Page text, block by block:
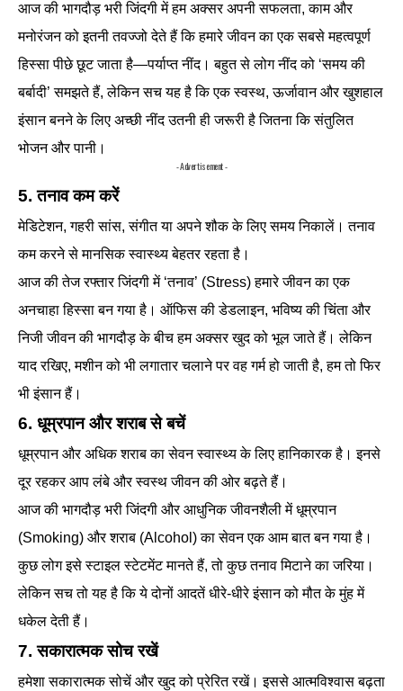
आज की भागदौड़ भरी जिंदगी में हम अक्सर अपनी सफलता, काम और
मनोरंजन को इतनी तवज्जो देते हैं कि हमारे जीवन का एक सबसे महत्वपूर्ण
हिस्सा पीछे छूट जाता है—पर्याप्त नींद। बहुत से लोग नींद को ‘समय की
बर्बादी’ समझते हैं, लेकिन सच यह है कि एक स्वस्थ, ऊर्जावान और खुशहाल
इंसान बनने के लिए अच्छी नींद उतनी ही जरूरी है जितना कि संतुलित
भोजन और पानी।
- Advertisement -
5. तनाव कम करें
मेडिटेशन, गहरी सांस, संगीत या अपने शौक के लिए समय निकालें। तनाव
कम करने से मानसिक स्वास्थ्य बेहतर रहता है।
आज की तेज रफ्तार जिंदगी में ‘तनाव’ (Stress) हमारे जीवन का एक
अनचाहा हिस्सा बन गया है। ऑफिस की डेडलाइन, भविष्य की चिंता और
निजी जीवन की भागदौड़ के बीच हम अक्सर खुद को भूल जाते हैं। लेकिन
याद रखिए, मशीन को भी लगातार चलाने पर वह गर्म हो जाती है, हम तो फिर
भी इंसान हैं।
6. धूम्रपान और शराब से बचें
धूम्रपान और अधिक शराब का सेवन स्वास्थ्य के लिए हानिकारक है। इनसे
दूर रहकर आप लंबे और स्वस्थ जीवन की ओर बढ़ते हैं।
आज की भागदौड़ भरी जिंदगी और आधुनिक जीवनशैली में धूम्रपान
(Smoking) और शराब (Alcohol) का सेवन एक आम बात बन गया है।
कुछ लोग इसे स्टाइल स्टेटमेंट मानते हैं, तो कुछ तनाव मिटाने का जरिया।
लेकिन सच तो यह है कि ये दोनों आदतें धीरे-धीरे इंसान को मौत के मुंह में
धकेल देती हैं।
7. सकारात्मक सोच रखें
हमेशा सकारात्मक सोचें और खुद को प्रेरित रखें। इससे आत्मविश्वास बढ़ता